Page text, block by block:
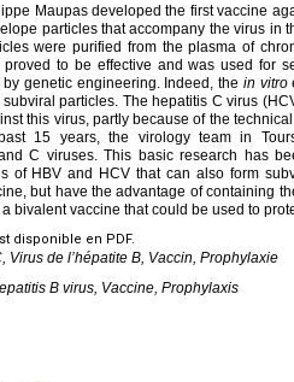
Maupas developed the first vaccine
particles that accompany the virus in
were purified from the plasma of
proved to be effective and was used for
genetic engineering. Indeed, the in vitro
particles. The hepatitis C virus
this virus, partly because of the
15 years, the virology team in
C viruses. This basic research has
of HBV and HCV that can also form
but have the advantage of containing
bivalent vaccine that could be used to
disponible en PDF.
Virus de l’hépatite B, Vaccin, Prophylaxie
B virus, Vaccine, Prophylaxis